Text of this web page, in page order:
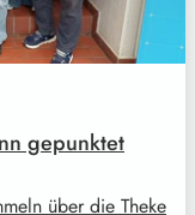
gepunktet
über die Theke